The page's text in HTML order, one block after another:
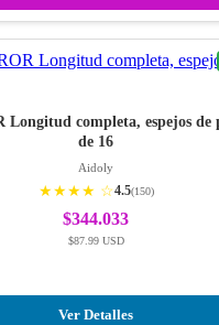
completa, espejos de
de 16
Aidoly
★★★★ ☆4.5(150)
$344.033
$87.99 USD
Ver Detalles